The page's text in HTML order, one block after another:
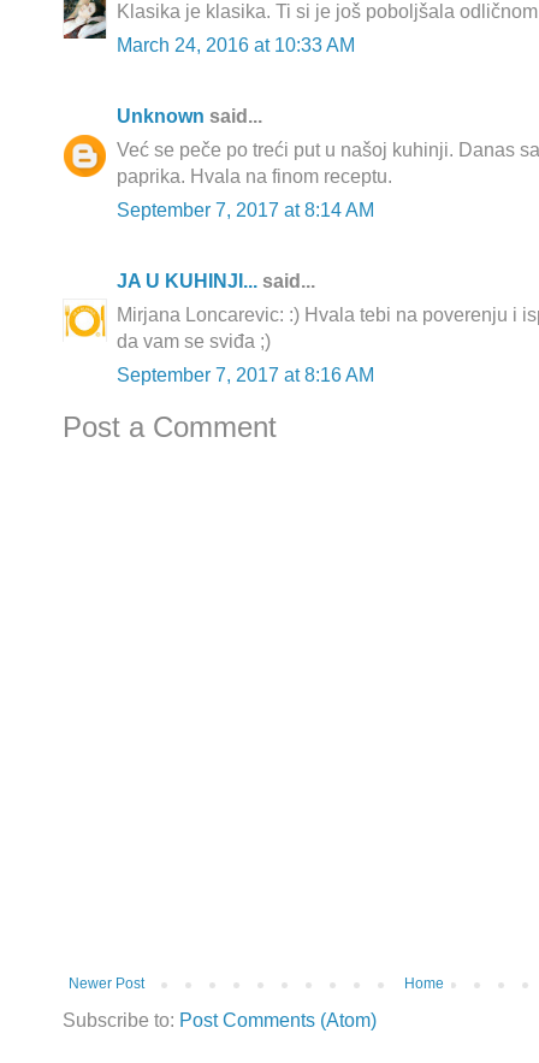
Klasika je klasika. Ti si je još poboljšala
March 24, 2016 at 10:33 AM
Unknown said...
Već se peče po treći put u našoj kuhinji. Danas
paprika. Hvala na finom receptu.
September 7, 2017 at 8:14 AM
JA U KUHINJI... said...
Mirjana Loncarevic: :) Hvala tebi na poverenju i
da vam se sviđa ;)
September 7, 2017 at 8:16 AM
Post a Comment
Newer Post Home
Subscribe to: Post Comments (Atom)